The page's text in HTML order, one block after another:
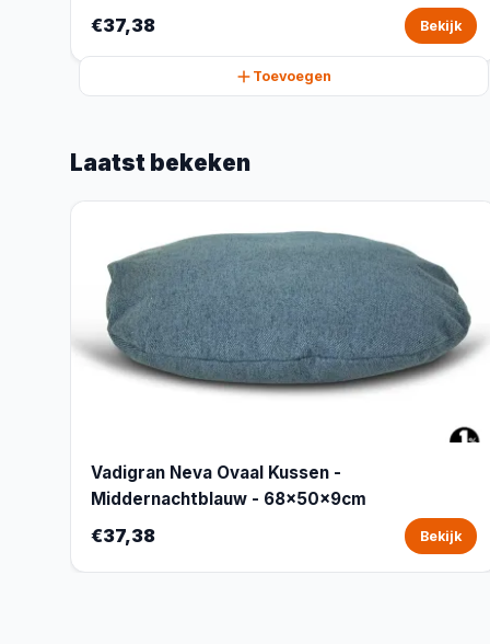
€37,38 Bekijk
Toevoegen
Laatst bekeken
Vadigran Neva Ovaal Kussen -
Middernachtblauw - 68x50x9cm
€37,38 Bekijk